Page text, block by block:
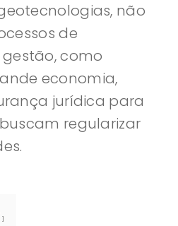
não
de
como
economia,
jurídica para
regularizar